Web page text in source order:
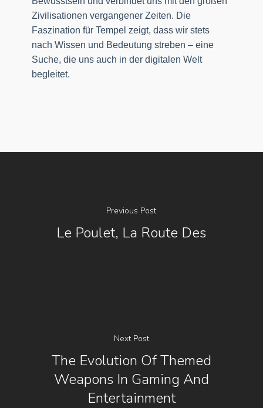
Zivilisationen vergangener Zeiten. Die
Faszination für Tempel zeigt, dass wir stets
nach Wissen und Bedeutung streben – eine
Suche, die uns auch in der digitalen Welt
begleitet.
Previous Post
Le Poulet, La Route Des
Next Post
The Evolution Of Themed
Weapons In Gaming And
Entertainment